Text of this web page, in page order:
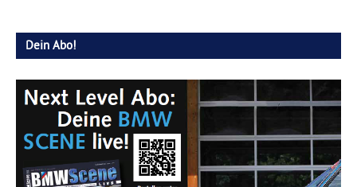
Dein Abo!